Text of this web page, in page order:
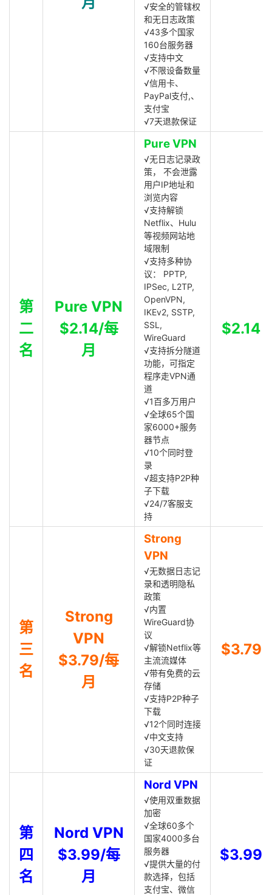
√安全的管辖权
和无日志政策
√43多个国家
160台服务器
√支持中文
√不限设备数量
√信用卡、
PayPal支付,、
支付宝
√7天退款保证
第
二
名
Pure VPN
$2.14/每
月
Pure VPN
√无日志记录政
策， 不会泄露
用户IP地址和
浏览内容
√支持解锁
Netflix、Hulu
等视频网站地
域限制
√支持多种协
议： PPTP,
IPSec, L2TP,
OpenVPN,
IKEv2, SSTP,
SSL,
WireGuard
√支持拆分隧道
功能，可指定
程序走VPN通
道
√1百多万用户
√全球65个国
家6000+服务
器节点
√10个同时登
录
√超支持P2P种
子下载
√24/7客服支
持
$2.14
第
三
名
Strong
VPN
$3.79/每
月
Strong
VPN
√无数据日志记
录和透明隐私
政策
√内置
WireGuard协
议
√解锁Netflix等
主流流媒体
√带有免费的云
存储
√支持P2P种子
下载
√12个同时连接
√中文支持
√30天退款保
证
$3.79
第
四
名
Nord VPN
$3.99/每
月
Nord VPN
√使用双重数据
加密
√全球60多个
国家4000多台
服务器
√提供大量的付
款选择，包括
支付宝、微信
$3.99